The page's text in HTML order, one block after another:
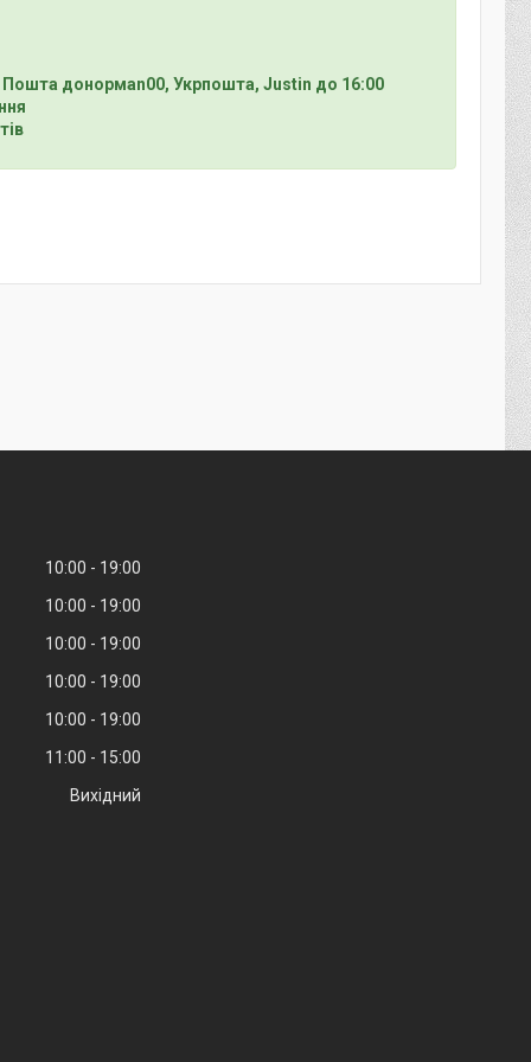
донормan00, Укрпошта, Justin до 16:00
10:00
19:00
10:00
19:00
10:00
19:00
10:00
19:00
10:00
19:00
11:00
15:00
Вихідний